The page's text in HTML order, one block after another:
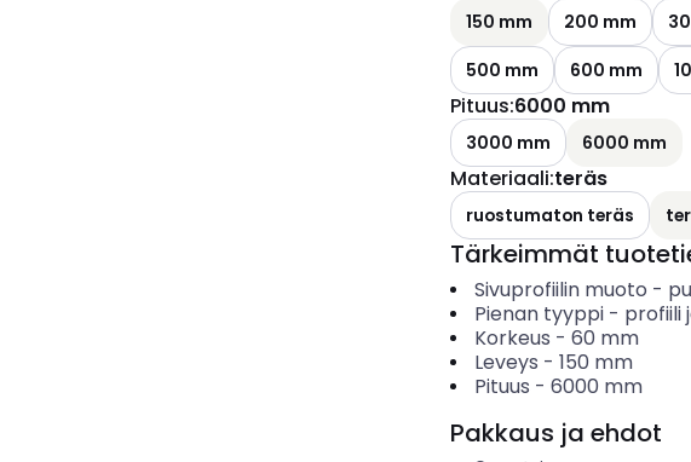
150 mm 200 mm
500 mm
600 mm
Pituus:6000 mm
3000 mm 6000 mm
Materiaali:teräs
ruostumaton teräs
Tärkeimmät
Sivuprofiilin muoto -
Pienan tyyppi- profiili
Korkeus - 60 mm
Leveys - 150 mm
Pituus - 6000 mm
Pakkaus ja ehdot